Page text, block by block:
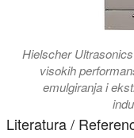
Hielscher
visokih
emulgiranja i
Literatura /